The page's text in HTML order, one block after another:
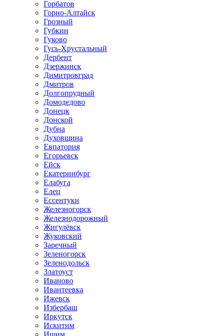
Горбатов
Горно-Алтайск
Грозный
Губкин
Гуково
Гусь-Хрустальный
Дербент
Дзержинск
Димитровград
Дмитров
Долгопрудный
Домодедово
Донецк
Донской
Дубна
Духовщина
Евпатория
Егорьевск
Ейск
Екатеринбург
Елабуга
Елец
Ессентуки
Железногорск
Железнодорожный
Жигулёвск
Жуковский
Заречный
Зеленогорск
Зеленодольск
Златоуст
Иваново
Ивантеевка
Ижевск
Избербаш
Иркутск
Искитим
Ишим